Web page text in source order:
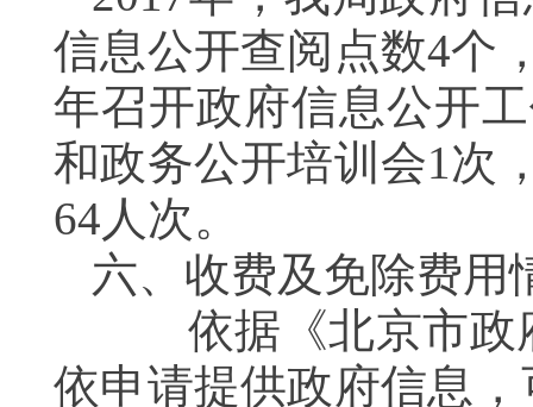
信息公开查阅点数4个
年召开政府信息公开
和政务公开培训会1次
64人次。
六、收费及免除费用
依据《北京市政
依申请提供政府信息